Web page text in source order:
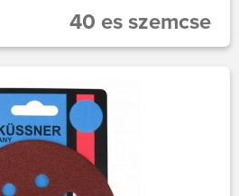
40 es szemcse